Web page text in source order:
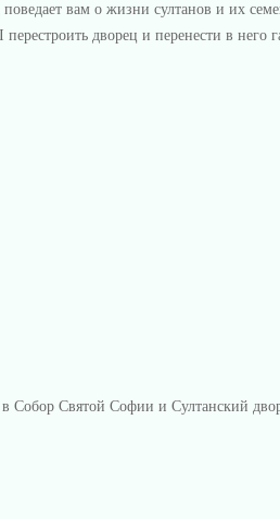
вам о жизни султанов и их
дворец и перенести в
в Собор Святой Софии и Султанский